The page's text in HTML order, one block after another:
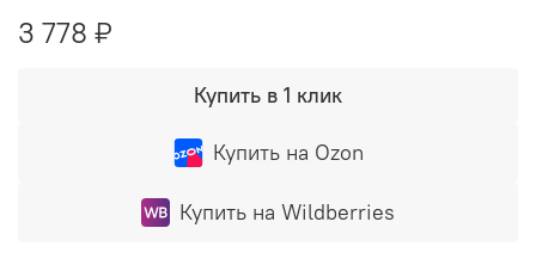
3 778 ₽
Купить в 1 клик
Купить на Ozon
Купить на Wildberries